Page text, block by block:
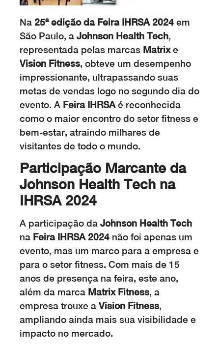
Na 25ª edição da Feira IHRSA 2024 em
São Paulo, a Johnson Health Tech,
representada pelas marcas Matrixe
Vision Fitness, obteve um desempenho
impressionante, ultrapassando suas
metas de vendas logo no segundo dia do
evento. A Feira IHRSAé reconhecida
como o maior encontro do setor fitness e
bem-estar, atraindo milhares de
visitantes de todo o mundo.
Participação Marcante da
Johnson Health Tech na
IHRSA 2024
A participação da Johnson Health Tech
na Feira IHRSA 2024 não foi apenas um
evento, mas um marco para a empresa e
para o setor fitness. Com mais de 15
anos de presença na feira, este ano,
além da marca Matrix Fitness, a
empresa trouxe a Vision Fitness,
ampliando ainda mais sua visibilidade e
impacto no mercado.